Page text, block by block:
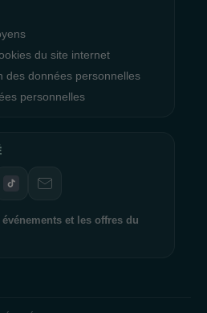
du site internet
des données personnelles
personnelles
et les offres du